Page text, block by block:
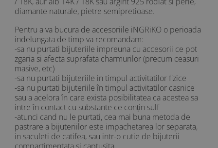
diamante naturale, pietre semipretioase.
Pentru a va bucura de accesoriile iNGRiKO o perioada
indelungata de timp va recomandam:
-sa nu purtati bijuteriile impreuna cu accesorii ce pot
zgaria si afecta suprafata charmurilor (precum ceasuri
masive, etc)
-sa nu purtati bijuteriile in timpul activitatilor fizice
-sa nu purtati bijuteriile în timpul activitatilor casnice
sau a acelora în care exista posibilitatea ca acestea sa
intre în contact cu substante ce conțin sulf
-atunci cand nu le purtati, cea mai buna metoda de
pastrare a bijuteriilor este impachetarea lor separata,
in saculeti de catifea, sau intr-o cutie de bijuterii